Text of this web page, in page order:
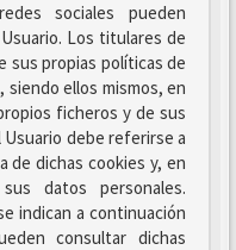
sociales pueden
Los titulares de
sus propias políticas de
ellos mismos, en
ficheros y de sus
Usuario debe referirse a
de dichas cookies y, en
datos personales.
indican a continuación
consultar dichas